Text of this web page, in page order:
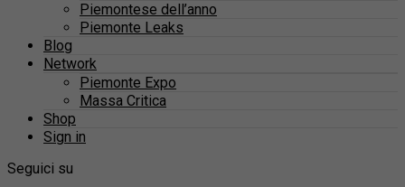
Piemontese dell’anno
Piemonte Leaks
Blog
Network
Piemonte Expo
Massa Critica
Shop
Sign in
Seguici su